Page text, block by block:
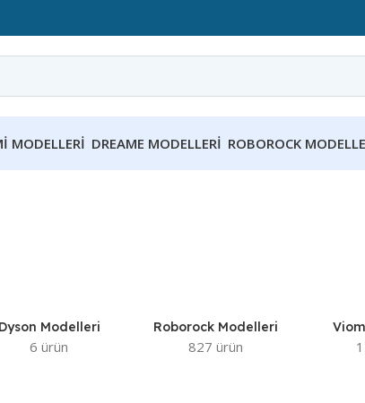
MODELLERI DREAME MODELLERI ROBOROCK
Dyson Modelleri
6 ürün
Roborock Modelleri
827 ürün